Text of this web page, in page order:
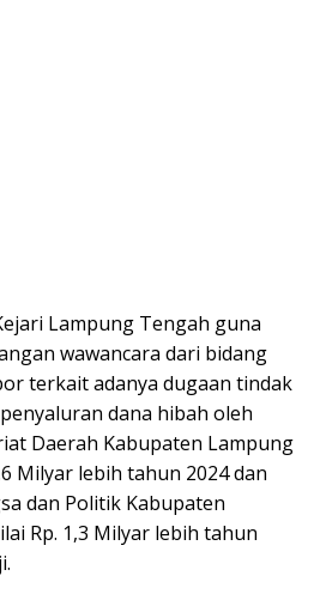
Lampung Tengah guna
wawancara dari bidang
terkait adanya dugaan tindak
dana hibah oleh
Daerah Kabupaten Lampung
Milyar lebih tahun 2024 dan
dan Politik Kabupaten
Rp. 1,3 Milyar lebih tahun